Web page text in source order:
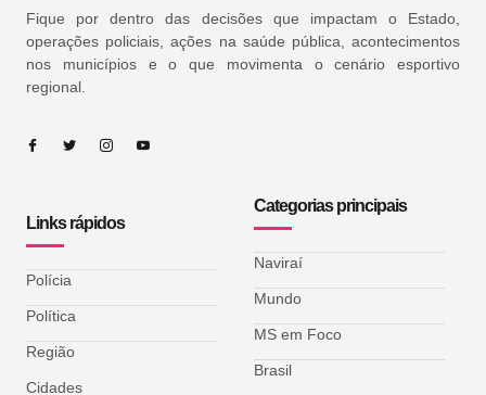
Fique por dentro das decisões que impactam o Estado,
operações policiais, ações na saúde pública, acontecimentos
nos municípios e o que movimenta o cenário esportivo
regional.
Links rápidos
Polícia
Política
Região
Cidades
Categorias principais
Naviraí
Mundo
MS em Foco
Brasil